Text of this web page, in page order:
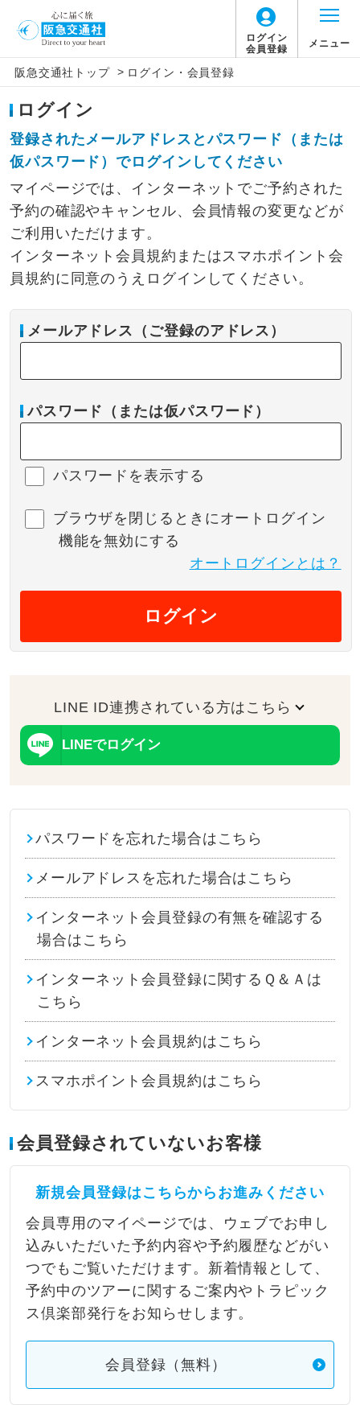
ログイン
会員登録
メニュー
阪急交通社トップ > ログイン・会員登録
ログイン
登録されたメールアドレスとパスワード（または
仮パスワード）でログインしてください
マイページでは、インターネットでご予約された
予約の確認やキャンセル、会員情報の変更などが
ご利用いただけます。
インターネット会員規約またはスマホポイント会
員規約に同意のうえログインしてください。
メールアドレス（ご登録のアドレス）
パスワード（または仮パスワード）
パスワードを表示する
ブラウザを閉じるときにオートログイン
機能を無効にする
オートログインとは？
ログイン
LINE ID連携されている方はこちら
LINEでログイン
パスワードを忘れた場合はこちら
メールアドレスを忘れた場合はこちら
インターネット会員登録の有無を確認する
場合はこちら
インターネット会員登録に関するＱ＆Ａは
こちら
インターネット会員規約はこちら
スマホポイント会員規約はこちら
会員登録されていないお客様
新規会員登録はこちらからお進みください
会員専用のマイページでは、ウェブでお申し
込みいただいた予約内容や予約履歴などがい
つでもご覧いただけます。新着情報として、
予約中のツアーに関するご案内やトラピック
ス倶楽部発行をお知らせします。
会員登録（無料）